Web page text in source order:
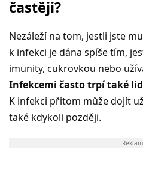
častěji?
Nezáleží na tom, jestli jste
k infekci je dána spíše tím,
imunity, cukrovkou nebo
Infekcemi často trpí také
K infekci přitom může dojít
také kdykoli později.